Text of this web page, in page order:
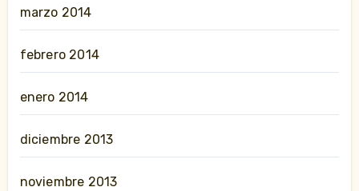
marzo 2014
febrero 2014
enero 2014
diciembre 2013
noviembre 2013